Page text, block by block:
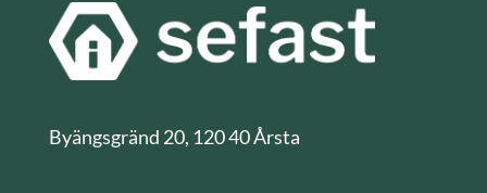
Byängsgränd 20, 120 40 Årsta